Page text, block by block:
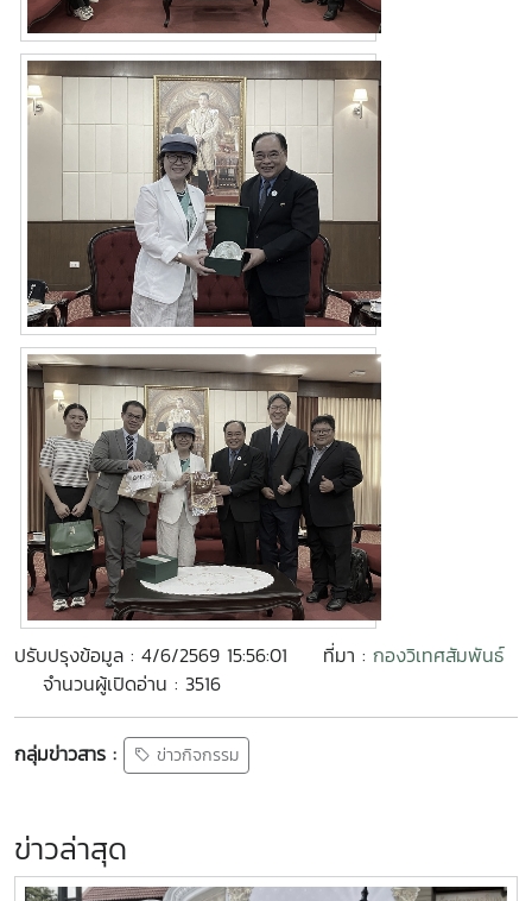
ปรับปรุงข้อมูล : 4/6/2569 15:56:01 ที่มา : กองวิเทศสัมพันธ์
จำนวนผู้เปิดอ่าน : 3516
กลุ่มข่าวสาร : ข่าวกิจกรรม
ข่าวล่าสุด